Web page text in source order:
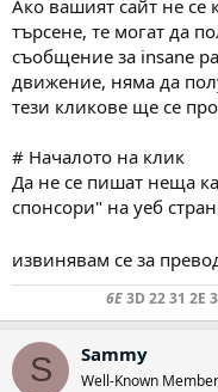
Ако вашият сайт не се
търсене, те могат да
съобщение за insane
движение, няма да
тези кликове ще се
# Началото на клик
Да не се пишат неща
спонсори" на уеб
извинявам се за
6E3D 22 31 2E
S Sammy
Well-Known Member